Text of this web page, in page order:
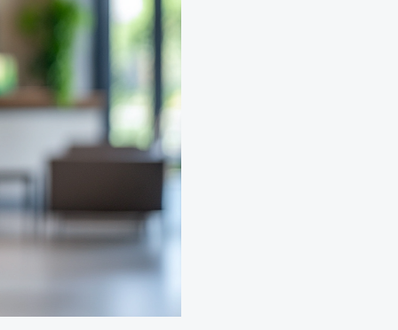
Aranžmá, floristika, dekorace